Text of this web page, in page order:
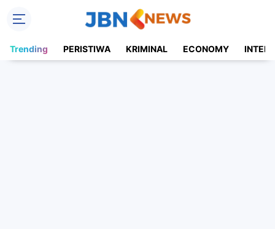
Trending PERISTIWA KRIMINAL ECONOMY